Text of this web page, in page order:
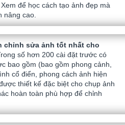
để học cách tạo ảnh đẹp mà
nâng cao.
chỉnh sửa ảnh tốt nhất cho
số hơn 200 cài đặt trước có
bao gồm (bao gồm phong cảnh,
cổ điển, phong cách ảnh hiện
thiết kế đặc biệt cho chụp ảnh
hoàn toàn phù hợp để chỉnh